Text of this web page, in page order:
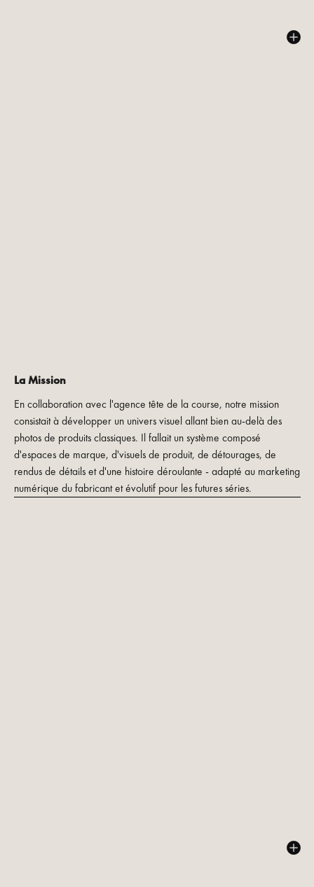
La Mission
En collaboration avec l'agence tête de la course, notre mission
consistait à développer un univers visuel allant bien au-delà des
photos de produits classiques. Il fallait un système composé
d'espaces de marque, d'visuels de produit, de détourages, de
rendus de détails et d'une histoire déroulante - adapté au marketing
numérique du fabricant et évolutif pour les futures séries.